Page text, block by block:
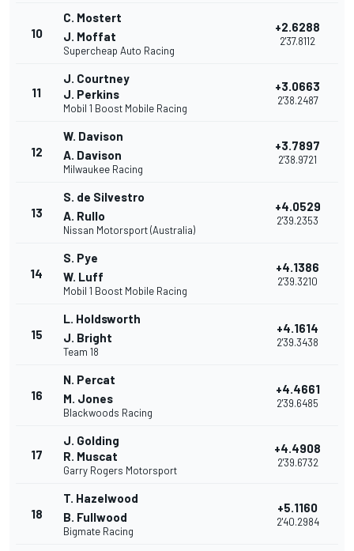
10
C. Mostert
J. Moffat
Supercheap Auto Racing
+2.6288
2'37.8112
11
J. Courtney
J. Perkins
Mobil 1 Boost Mobile Racing
+3.0663
2'38.2487
12
W. Davison
A. Davison
Milwaukee Racing
+3.7897
2'38.9721
13
S. de Silvestro
A. Rullo
Nissan Motorsport (Australia)
+4.0529
2'39.2353
14
S. Pye
W. Luff
Mobil 1 Boost Mobile Racing
+4.1386
2'39.3210
15
L. Holdsworth
J. Bright
Team 18
+4.1614
2'39.3438
16
N. Percat
M. Jones
Blackwoods Racing
+4.4661
2'39.6485
17
J. Golding
R. Muscat
Garry Rogers Motorsport
+4.4908
2'39.6732
18
T. Hazelwood
B. Fullwood
Bigmate Racing
+5.1160
2'40.2984